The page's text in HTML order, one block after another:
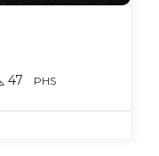
47 PHS